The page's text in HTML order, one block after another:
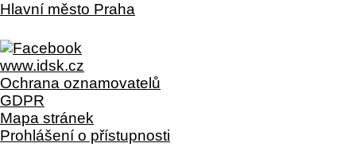
Hlavní město Praha
www.idsk.cz
Ochrana oznamovatelů
GDPR
Mapa stránek
Prohlášení o přístupnosti